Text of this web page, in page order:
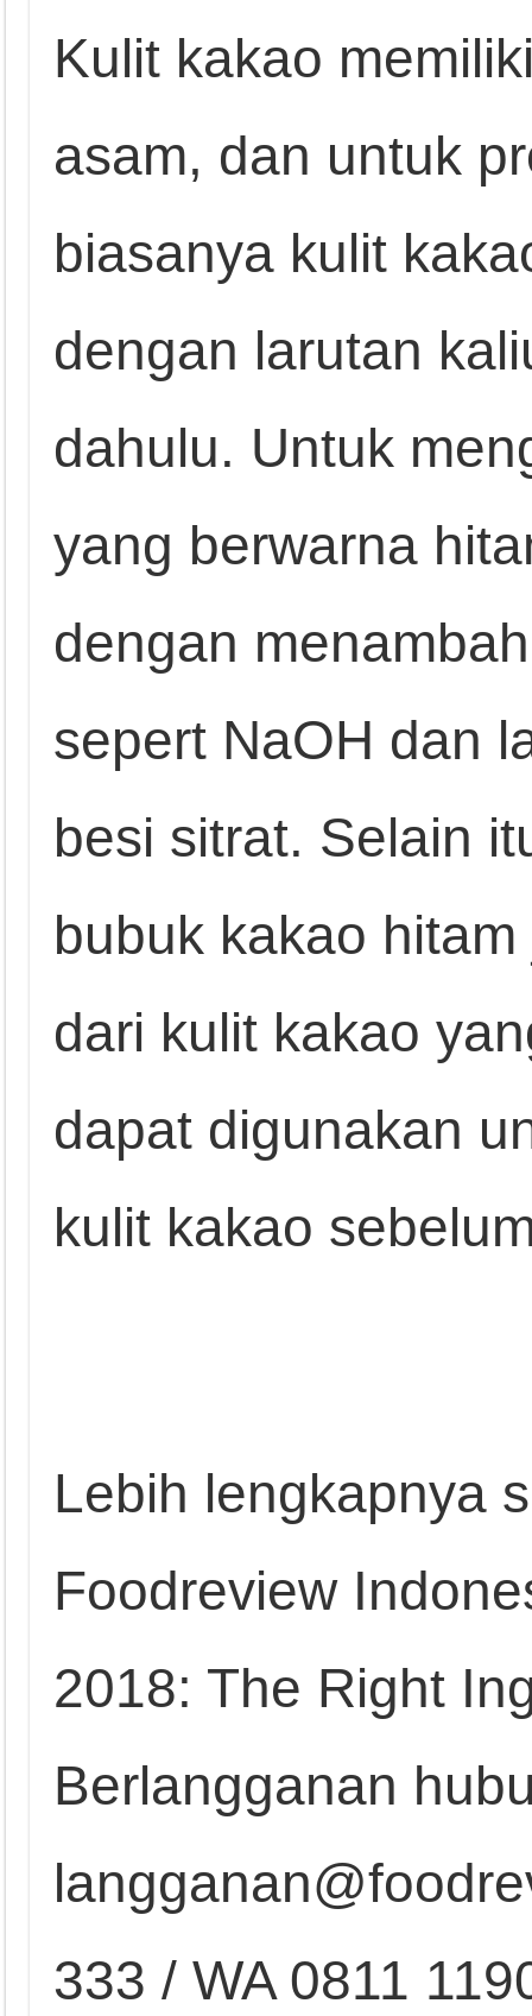
Kulit kakao
asam, dan untuk
biasanya kulit
dengan larutan
dahulu. Untuk
yang berwarna
dengan
sepert NaOH dan
besi sitrat. Selain
bubuk kakao
dari kulit kakao
dapat digunakan
kulit kakao
Lebih lengkapnya
Foodreview
2018: The Right
Berlangganan
333 / WA 0811